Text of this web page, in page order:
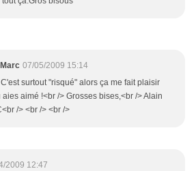
07/05/2009 15:14
surtout "risqué" alors ça me fait plaisir
aies aimé !<br /> Grosses bises,<br /> Alain
/> <br /> <br />
2009 12:47